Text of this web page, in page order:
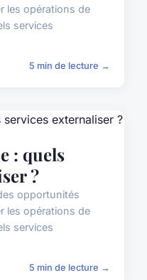
les opérations de
services
5 min de lecture →
: quels
?
opportunités
les opérations de
services
5 min de lecture →